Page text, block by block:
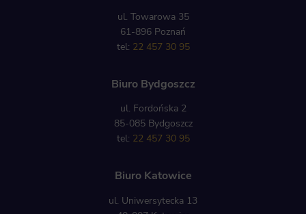
ul. Towarowa 35
61-896 Poznań
tel: 22 457 30 95
Biuro Bydgoszcz
ul. Fordońska 2
85-085 Bydgoszcz
tel: 22 457 30 95
Biuro Katowice
ul. Uniwersytecka 13